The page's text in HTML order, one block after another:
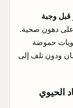
وجبة
دهون صحية.
حموضة
ودون تلف إلى
الحيوي